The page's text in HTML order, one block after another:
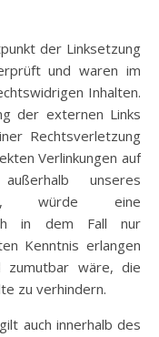
der Linksetzung
und waren im
Inhalten.
der externen Links
Rechtsverletzung
Verlinkungen auf
unseres
würde eine
in dem Fall nur
Kenntnis erlangen
zumutbar wäre, die
zu verhindern.
auch innerhalb des